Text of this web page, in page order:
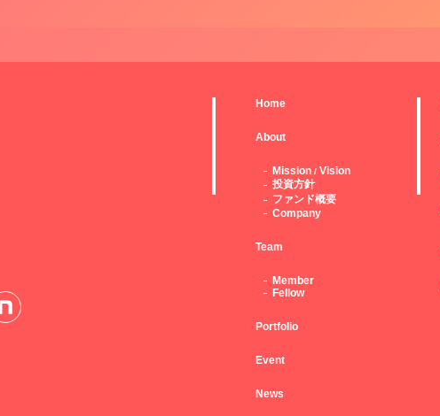
Home
About
Mission / Vision
投資方針
ファンド概要
Company
Team
Member
Fellow
Portfolio
Event
News